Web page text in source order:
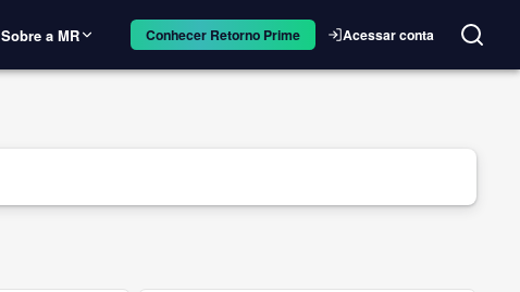
Sobre a MR Conhecer Retorno Prime Acessar conta